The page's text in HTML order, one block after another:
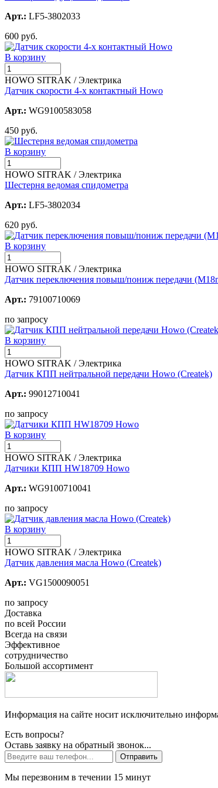
Арт.: LF5-3802033
600 руб.
В корзину
HOWO SITRAK / Электрика
Датчик скорости 4-х контактный Howo
Арт.: WG9100583058
450 руб.
В корзину
HOWO SITRAK / Электрика
Шестерня ведомая спидометра
Арт.: LF5-3802034
620 руб.
В корзину
HOWO SITRAK / Электрика
Датчик переключения повыш/пониж передачи
Арт.: 79100710069
по запросу
В корзину
HOWO SITRAK / Электрика
Датчик КПП нейтральной передачи Howo (Createk)
Арт.: 99012710041
по запросу
В корзину
HOWO SITRAK / Электрика
Датчики КПП HW18709 Howo
Арт.: WG9100710041
по запросу
В корзину
HOWO SITRAK / Электрика
Датчик давления масла Howo (Createk)
Арт.: VG1500090051
по запросу
Доставка
по всей России
Всегда на связи
Эффективное
сотрудничество
Большой ассортимент
Информация на сайте носит исключительно
Есть вопросы?
Оставь заявку на обратный звонок...
Отправить
Мы перезвоним в течении 15 минут